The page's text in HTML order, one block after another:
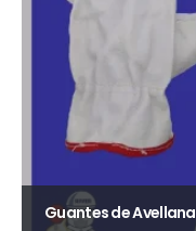
Guantes de Avellana